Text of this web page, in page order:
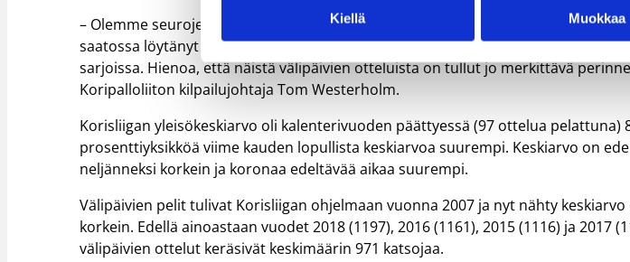
Kiellä Muokkaa
– Olemme seurojen kanssa keskustelleet paljon välipäivien otteluiden
saatossa löytänyt niihin normaalia paremmin. Sama trendi on nähtävissä myös
sarjoissa. Hienoa, että näistä välipäivien otteluista on tullut jo merkittävä
Koripalloliiton kilpailujohtaja Tom Westerholm.
Korisliigan yleisökeskiarvo oli kalenterivuoden päättyessä (97 ottelua pelattuna)
prosenttiyksikköä viime kauden lopullista keskiarvoa suurempi. Keskiarvo on
neljänneksi korkein ja koronaa edeltävää aikaa suurempi.
Välipäivien pelit tulivat Korisliigan ohjelmaan vuonna 2007 ja nyt nähty
korkein. Edellä ainoastaan vuodet 2018 (1197), 2016 (1161), 2015 (1116) ja 2017
välipäivien ottelut keräsivät keskimäärin 971 katsojaa.